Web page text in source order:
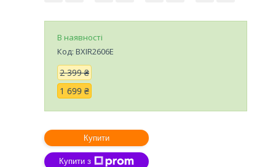
В наявності
Код: BXIR2606E
2 399 ₴
1 699 ₴
Купити
Купити з